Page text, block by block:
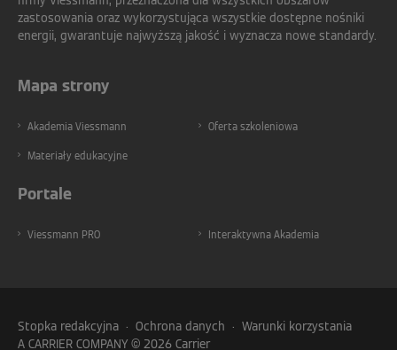
zastosowania oraz wykorzystująca wszystkie dostępne nośniki
energii, gwarantuje najwyższą jakość i wyznacza nowe standardy.
Mapa strony
Akademia Viessmann Oferta szkoleniowa
Materiały edukacyjne
Portale
Viessmann PRO Interaktywna Akademia
Stopka redakcyjna · Ochrona danych · Warunki korzystania
A CARRIER COMPANY © 2026 Carrier